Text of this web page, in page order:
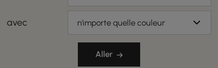
avec n'importe quelle couleur
Aller